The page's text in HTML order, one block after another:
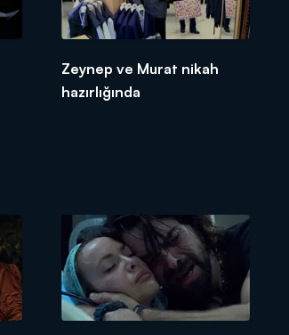
Zeynep ve Murat nikah
hazırlığında